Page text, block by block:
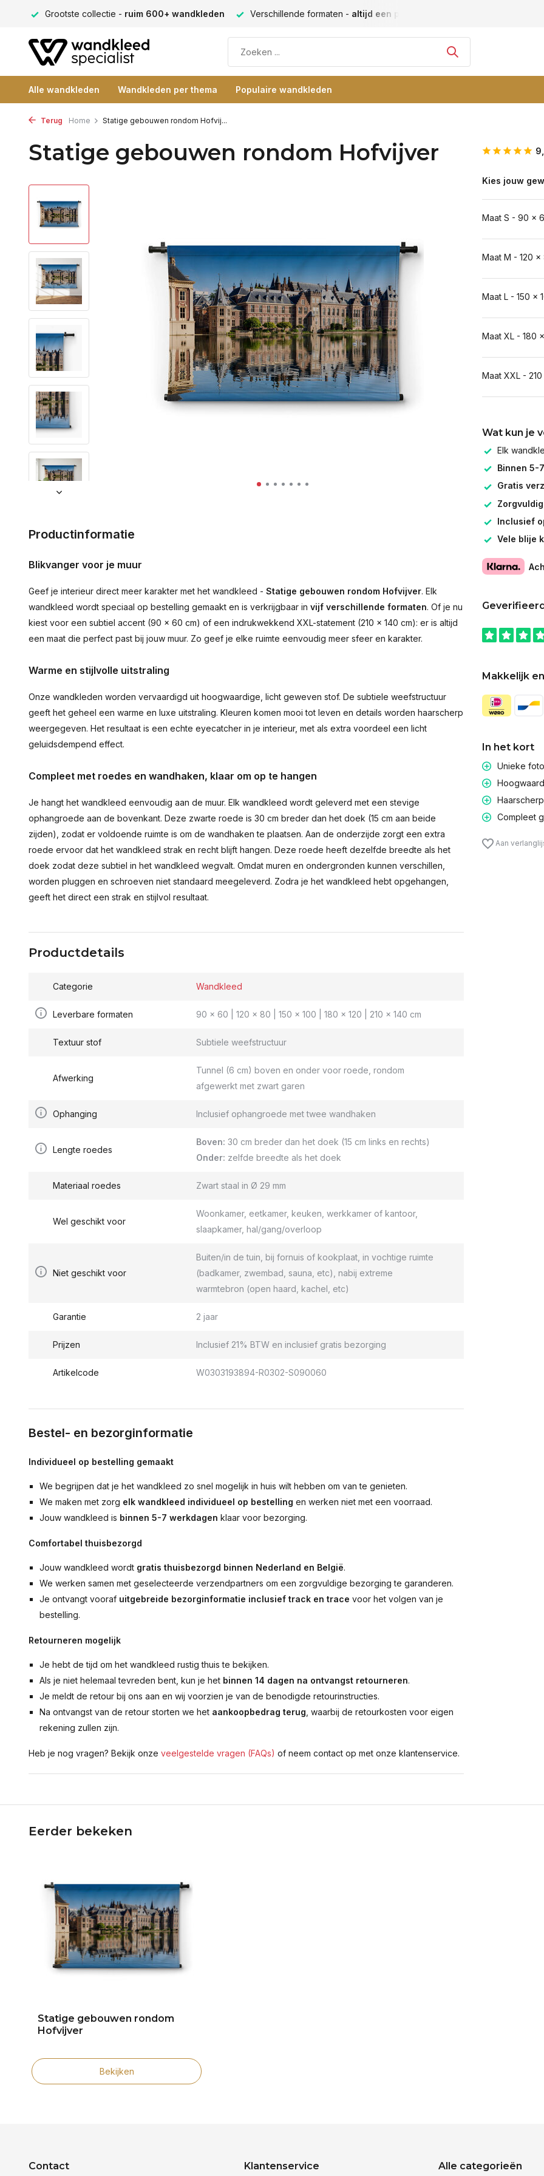
Grootste collectie - ruim 600+ wandkleden Verschillende formaten - altijd een passende maat
Alle wandkleden Wandkleden per thema Populaire wandkleden
Terug Home Statige gebouwen rondom Hofvij...
Statige gebouwen rondom Hofvijver
Productinformatie
Blikvanger voor je muur
Geef je interieur direct meer karakter met het wandkleed - Statige gebouwen rondom Hofvijver. Elk
wandkleed wordt speciaal op bestelling gemaakt en is verkrijgbaar in vijf verschillende formaten. Of je nu
kiest voor een subtiel accent (90 × 60 cm) of een indrukwekkend XXL-statement (210 × 140 cm): er is altijd
een maat die perfect past bij jouw muur. Zo geef je elke ruimte eenvoudig meer sfeer en karakter.
Warme en stijlvolle uitstraling
Onze wandkleden worden vervaardigd uit hoogwaardige, licht geweven stof. De subtiele weefstructuur
geeft het geheel een warme en luxe uitstraling. Kleuren komen mooi tot leven en details worden haarscherp
weergegeven. Het resultaat is een echte eyecatcher in je interieur, met als extra voordeel een licht
geluidsdempend effect.
Compleet met roedes en wandhaken, klaar om op te hangen
Je hangt het wandkleed eenvoudig aan de muur. Elk wandkleed wordt geleverd met een stevige
ophangroede aan de bovenkant. Deze zwarte roede is 30 cm breder dan het doek (15 cm aan beide
zijden), zodat er voldoende ruimte is om de wandhaken te plaatsen. Aan de onderzijde zorgt een extra
roede ervoor dat het wandkleed strak en recht blijft hangen. Deze roede heeft dezelfde breedte als het
doek zodat deze subtiel in het wandkleed wegvalt. Omdat muren en ondergronden kunnen verschillen,
worden pluggen en schroeven niet standaard meegeleverd. Zodra je het wandkleed hebt opgehangen,
geeft het direct een strak en stijlvol resultaat.
Productdetails
Categorie Wandkleed
Leverbare formaten 90 x 60 | 120 x 80 | 150 x 100 | 180 x 120 | 210 x 140 cm
Textuur stof Subtiele weefstructuur
Afwerking
Tunnel (6 cm) boven en onder voor roede, rondom
afgewerkt met zwart garen
Ophanging Inclusief ophangroede met twee wandhaken
Lengte roedes
Boven: 30 cm breder dan het doek (15 cm links en rechts)
Onder: zelfde breedte als het doek
Materiaal roedes Zwart staal in Ø 29 mm
Wel geschikt voor
Woonkamer, eetkamer, keuken, werkkamer of kantoor,
slaapkamer, hal/gang/overloop
Niet geschikt voor
Buiten/in de tuin, bij fornuis of kookplaat, in vochtige ruimte
(badkamer, zwembad, sauna, etc), nabij extreme
warmtebron (open haard, kachel, etc)
Garantie 2 jaar
Prijzen Inclusief 21% BTW en inclusief gratis bezorging
Artikelcode W0303193894-R0302-S090060
Bestel- en bezorginformatie
Individueel op bestelling gemaakt
We begrijpen dat je het wandkleed zo snel mogelijk in huis wilt hebben om van te genieten.
We maken met zorg elk wandkleed individueel op bestelling en werken niet met een voorraad.
Jouw wandkleed is binnen 5-7 werkdagen klaar voor bezorging.
Comfortabel thuisbezorgd
Jouw wandkleed wordt gratis thuisbezorgd binnen Nederland en België.
We werken samen met geselecteerde verzendpartners om een zorgvuldige bezorging te garanderen.
Je ontvangt vooraf uitgebreide bezorginformatie inclusief track en trace voor het volgen van je
bestelling.
Retourneren mogelijk
Je hebt de tijd om het wandkleed rustig thuis te bekijken.
Als je niet helemaal tevreden bent, kun je het binnen 14 dagen na ontvangst retourneren.
Je meldt de retour bij ons aan en wij voorzien je van de benodigde retourinstructies.
Na ontvangst van de retour storten we het aankoopbedrag terug , waarbij de retourkosten voor eigen
rekening zullen zijn.
Heb je nog vragen? Bekijk onze veelgestelde vragen (FAQs) of neem contact op met onze klantenservice.
Kies jouw
Maat S - 90 x
Maat M - 120 x
Maat L - 150 x
Maat XL - 180
Maat XXL -
Wat kun je
Elk
Binnen 5-
Gratis
Inclusief
Vele blije
Makkelijk
In het kort
Unieke
Compleet
Aan
Eerder bekeken
Statige gebouwen rondom
Hofvijver
Bekijken
Contact Klantenservice Alle categorieën